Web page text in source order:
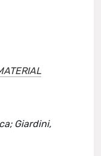
Giardini,